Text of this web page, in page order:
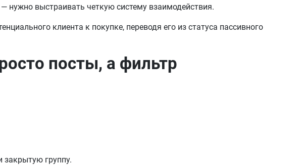
нужно выстраивать четкую систему взаимодействия.
клиента к покупке, переводя его из статуса пассивного
посты, а фильтр
закрытую группу.